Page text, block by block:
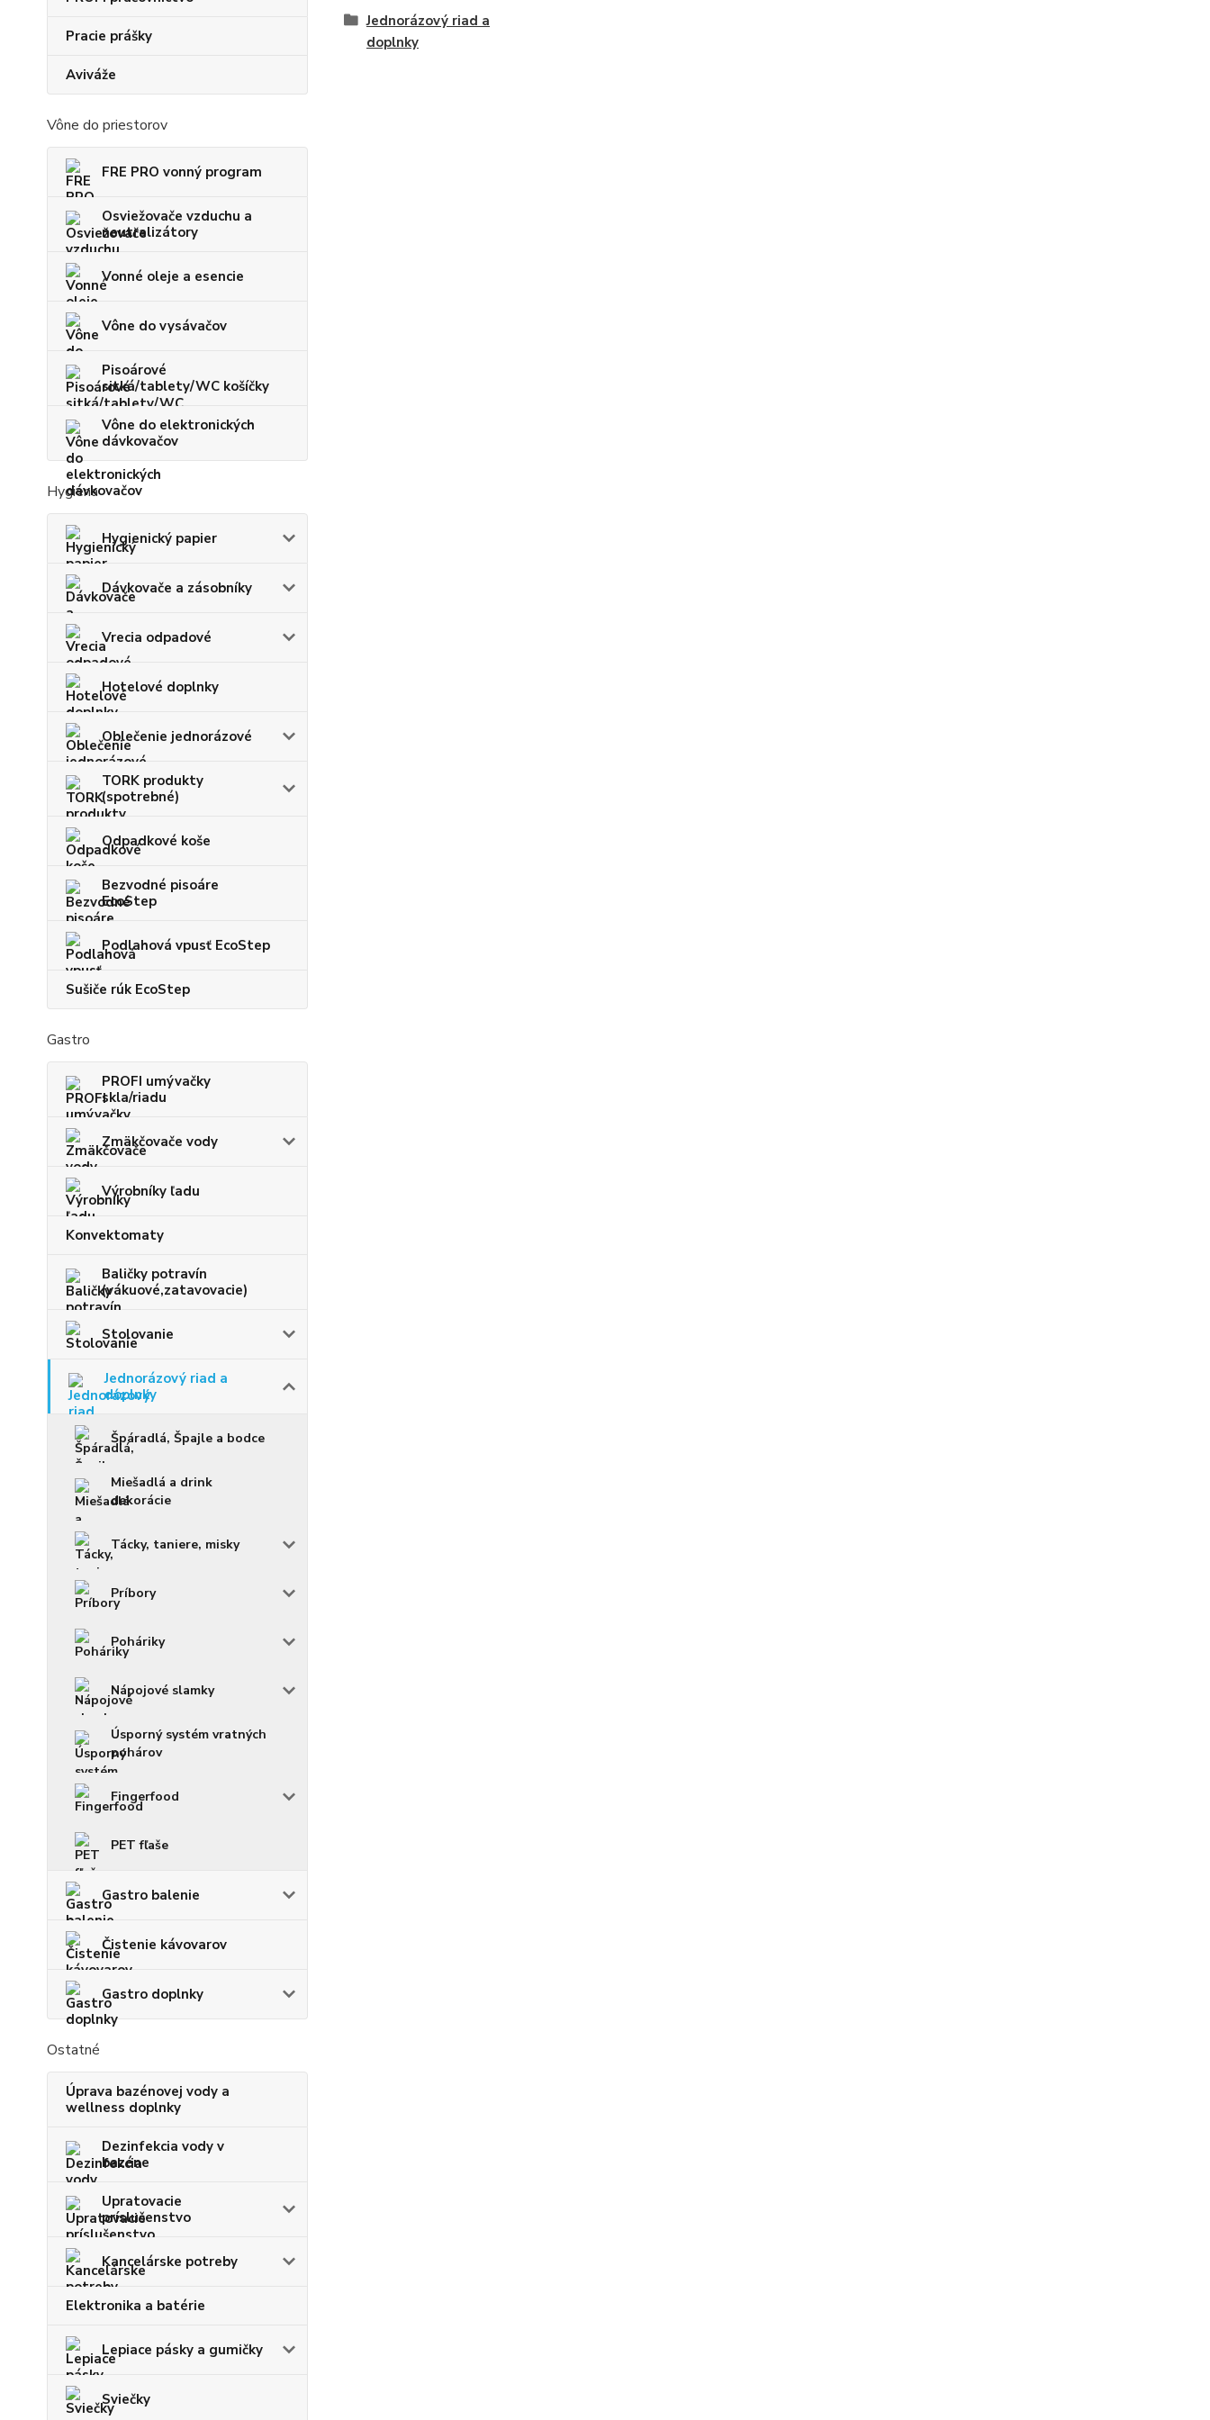
Pracie prášky
Aviváže
Vône do priestorov
FRE PRO vonný program
Osviežovače vzduchu a
neutralizátory
Vonné oleje a esencie
Vône do vysávačov
Pisoárové
sitká/tablety/WC košíčky
Vône do elektronických
dávkovačov
Hygiena
Hygienický papier
Dávkovače a zásobníky
Vrecia odpadové
Hotelové doplnky
Oblečenie jednorázové
TORK produkty
(spotrebné)
Odpadkové koše
Bezvodné pisoáre
EcoStep
Podlahová vpusť EcoStep
Sušiče rúk EcoStep
Gastro
PROFI umývačky
skla/riadu
Zmäkčovače vody
Výrobníky ľadu
Konvektomaty
Baličky potravín
(vákuové,zatavovacie)
Stolovanie
Jednorázový riad a
doplnky
Špáradlá, Špajle a bodce
Miešadlá a drink
dekorácie
Tácky, taniere, misky
Príbory
Poháriky
Nápojové slamky
Úsporný systém vratných
pohárov
Fingerfood
PET fľaše
Gastro balenie
Čistenie kávovarov
Gastro doplnky
Ostatné
Úprava bazénovej vody a
wellness doplnky
Dezinfekcia vody v
bazéne
Upratovacie
príslušenstvo
Kancelárske potreby
Elektronika a batérie
Lepiace pásky a gumičky
Sviečky
Jednorázový riad a
doplnky